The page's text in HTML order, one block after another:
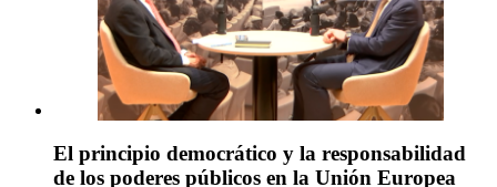
El principio democrático y la responsabilidad
de los poderes públicos en la Unión Europea